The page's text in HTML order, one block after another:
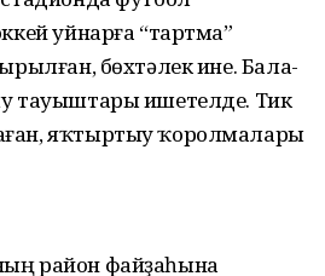
уйнарға “тартма”
бөхтәлек ине. Бала-
тауыштары ишетелде. Тик
яҡтыртыу ҡоролмалары
район файҙаһына